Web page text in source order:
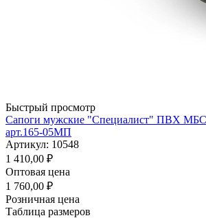
Быстрый просмотр
Сапоги мужские "Специалист" ПВХ
арт.165-05МП
Артикул: 10548
1 410,00 ₽
Оптовая цена
1 760,00 ₽
Розничная цена
Таблица размеров